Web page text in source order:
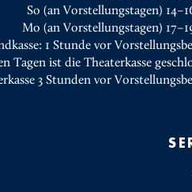
So (an Vorstellungstagen)
Mo (an Vorstellungstagen)
1 Stunde vor
Tagen ist die Theaterkasse
3 Stunden vor